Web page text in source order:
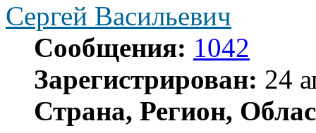
Сергей Васильевич
Сообщения: 1042
Зарегистрирован: 24
Страна, Регион,